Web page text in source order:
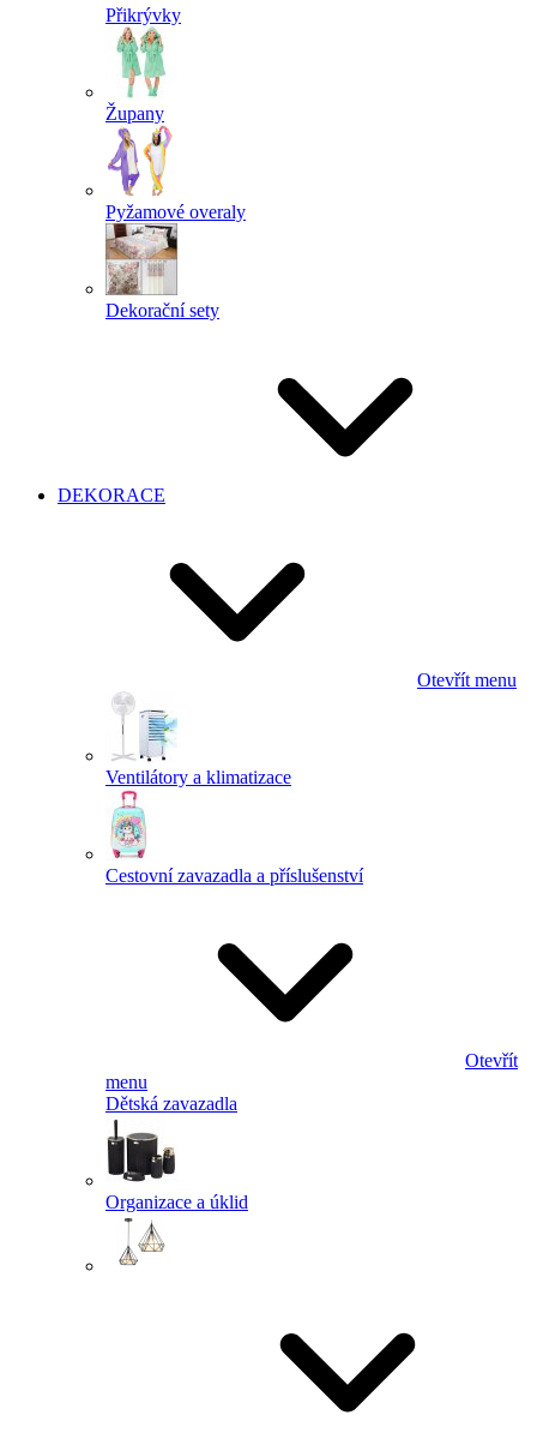
Přikrývky
Župany
Pyžamové overaly
Dekorační sety
DEKORACE
Otevřít menu
Ventilátory a klimatizace
Cestovní zavazadla a příslušenství
Otevřít
menu
Dětská zavazadla
Organizace a úklid